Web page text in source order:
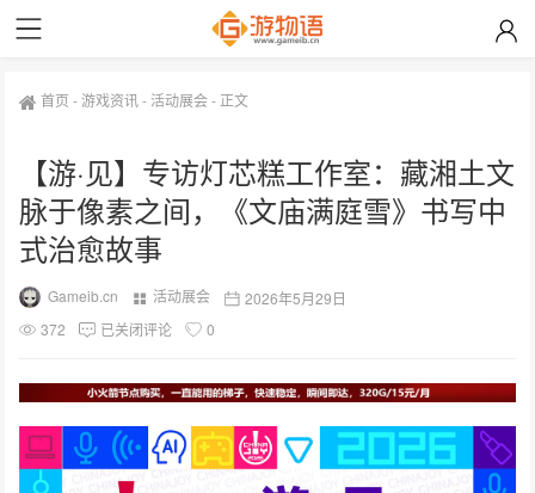
首页 -游戏资讯-活动展会- 正文
【游·见】专访灯芯糕工作室：藏湘土文
脉于像素之间，《文庙满庭雪》书写中
式治愈故事
Gameib.cn 活动展会
2026年5月29日
372
已关闭评论 0